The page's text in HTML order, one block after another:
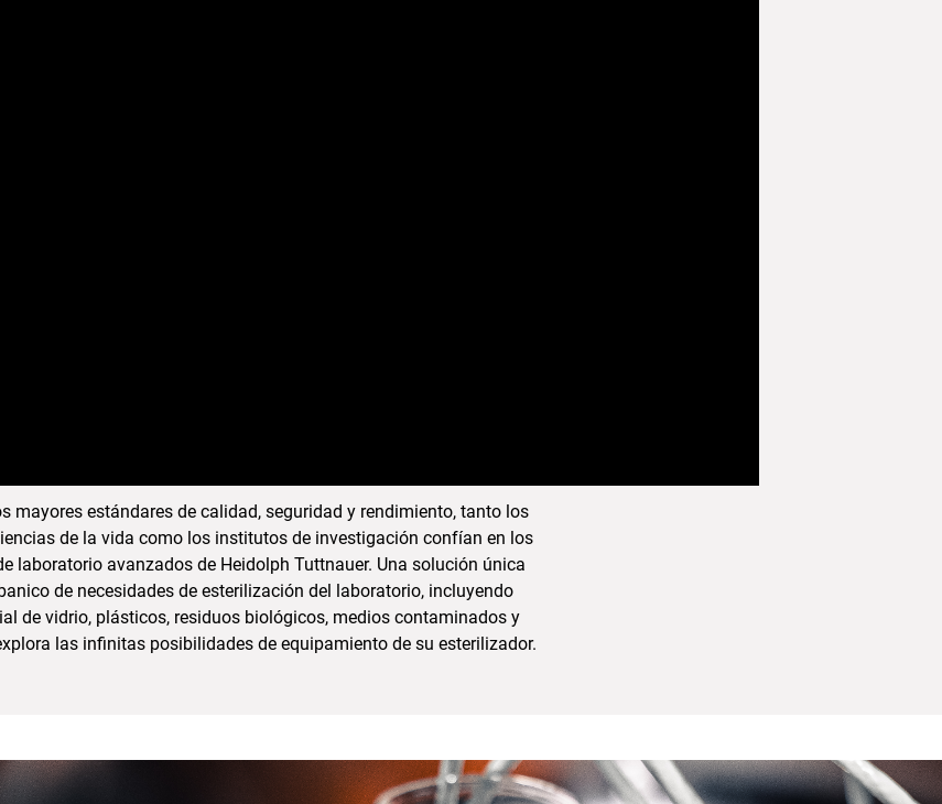
mayores estándares de calidad, seguridad y rendimiento, tanto los
de la vida como los institutos de investigación confían en los
laboratorio avanzados de Heidolph Tuttnauer. Una solución única
de necesidades de esterilización del laboratorio, incluyendo
de vidrio, plásticos, residuos biológicos, medios contaminados y
las infinitas posibilidades de equipamiento de su esterilizador.